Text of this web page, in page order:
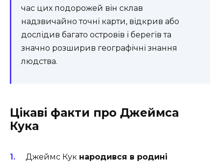
час цих подорожей він склав
надзвичайно точні карти, відкрив або
дослідив багато островів і берегів та
значно розширив географічні знання
людства.
Цікаві факти про Джеймса
Кука
Джеймс Кук народився в родині